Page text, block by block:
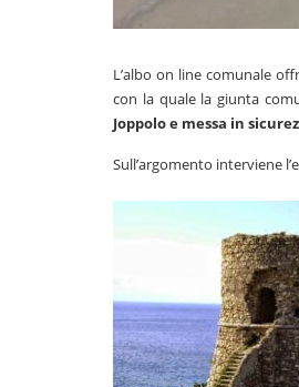
L’albo on line comunale
con la quale la giunta
Joppolo e messa in
Sull’argomento interviene